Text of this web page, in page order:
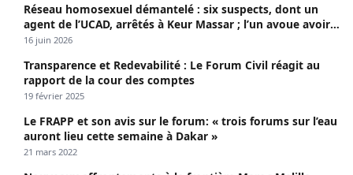
Réseau homosexuel démantelé : six suspects, dont un
agent de l’UCAD, arrêtés à Keur Massar ; l’un avoue avoir
propagé le VIH depuis 2018
16 juin 2026
Transparence et Redevabilité : Le Forum Civil réagit au
rapport de la cour des comptes
19 février 2025
Le FRAPP et son avis sur le forum: « trois forums sur l’eau
auront lieu cette semaine à Dakar »
21 mars 2022